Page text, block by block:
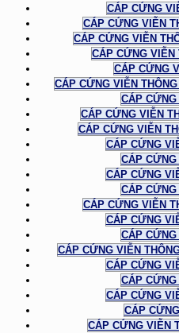
CÁP CỨNG
CÁP CỨNG VIỄN
CÁP CỨNG VIỄN
CÁP CỨNG VIỄN
CÁP CỨNG
CÁP CỨNG VIỄN
CÁP CỨNG
CÁP CỨNG VIỄN
CÁP CỨNG VIỄN
CÁP CỨNG
CÁP CỨNG
CÁP CỨNG
CÁP CỨNG
CÁP CỨNG VIỄN
CÁP CỨNG
CÁP CỨNG
CÁP CỨNG VIỄN
CÁP CỨNG
CÁP CỨNG
CÁP CỨNG
CÁP
CÁP CỨNG VIỄN